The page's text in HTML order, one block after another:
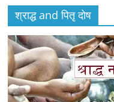
श्राद्ध and पितृ दोष